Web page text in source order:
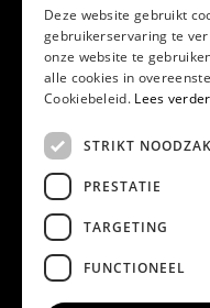
Deze website gebruikt
gebruikerservaring te
onze website te
alle cookies in
Cookiebeleid. Lees verder
STRIKT
PRESTATIE
TARGETING
FUNCTIONEEL